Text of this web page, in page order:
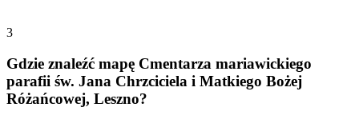
3
Gdzie znaleźć mapę Cmentarza mariawickiego
parafii św. Jana Chrzciciela i Matkiego Bożej
Różańcowej, Leszno?